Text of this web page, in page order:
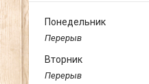
Понедельник
Вторник